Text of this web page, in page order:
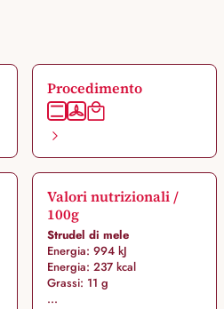
Procedimento
Valori nutrizionali /
100g
Strudel di mele
Energia: 994 kJ
Energia: 237 kcal
Grassi: 11 g
...